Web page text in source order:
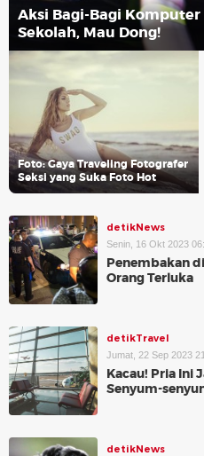
Aksi Bagi-Bagi
Sekolah, Mau Dong!
Foto: Gaya Traveling Fotografer
Seksi yang Suka Foto Hot
detikNews
Senin, 16 Okt 2023
Penembakan
Orang Terluka
detikTravel
Jumat, 22 Sep 2023
Kacau! Pria Ini
Senyum-
detikNews